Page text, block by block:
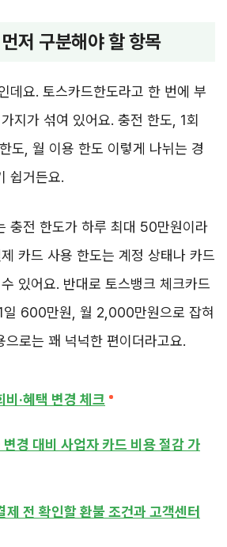
저 구분해야 할 항목
데요. 토스카드한도라고 한 번에 부
지가 섞여 있어요. 충전 한도, 1회
도, 월 이용 한도 이렇게 나뉘는 경
쉽거든요.
충전 한도가 하루 최대 50만원이라
카드 사용 한도는 계정 상태나 카드
있어요. 반대로 토스뱅크 체크카드
일 600만원, 월 2,000만원으로 잡혀
으로는 꽤 넉넉한 편이더라고요.
·혜택 변경 체크
경 대비 사업자 카드 비용 절감 가
제 전 확인할 환불 조건과 고객센터